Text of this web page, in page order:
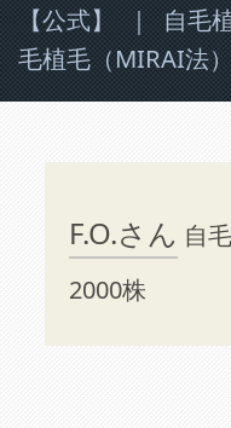
【公式】｜自毛
毛植毛（MIRAI法
F.O.さん 自
2000株